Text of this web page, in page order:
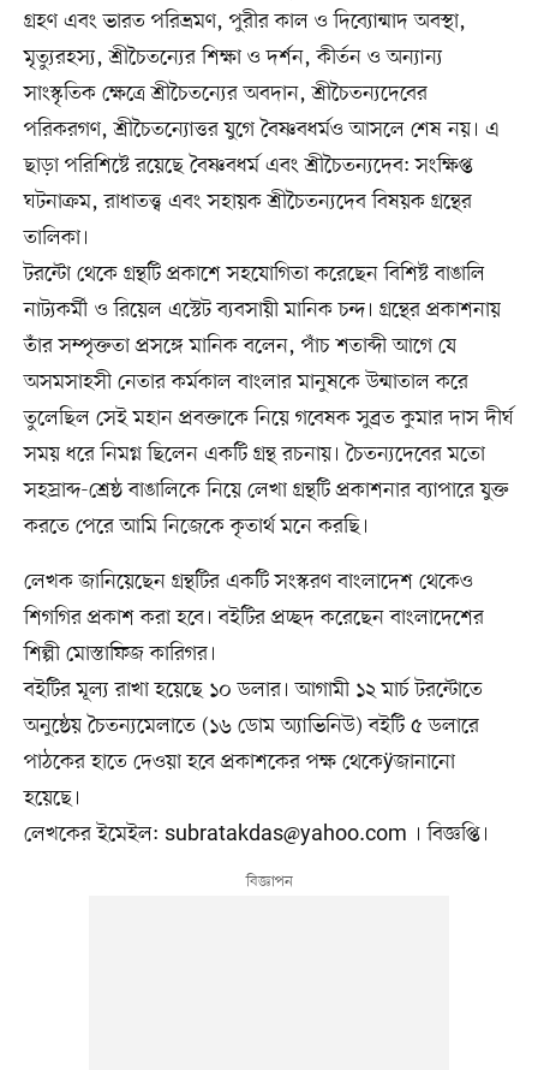
গ্রহণ এবং ভারত পরিভ্রমণ, পুরীর কাল ও দিব্যোন্মাদ অবস্থা,
মৃত্যুরহস্য, শ্রীচৈতন্যের শিক্ষা ও দর্শন, কীর্তন ও অন্যান্য
সাংস্কৃতিক ক্ষেত্রে শ্রীচৈতন্যের অবদান, শ্রীচৈতন্যদেবের
পরিকরগণ, শ্রীচৈতন্যোত্তর যুগে বৈষ্ণবধর্মও আসলে শেষ নয়। এ
ছাড়া পরিশিষ্টে রয়েছে বৈষ্ণবধর্ম এবং শ্রীচৈতন্যদেব: সংক্ষিপ্ত
ঘটনাক্রম, রাধাতত্ত্ব এবং সহায়ক শ্রীচৈতন্যদেব বিষয়ক গ্রন্থের
তালিকা।
টরন্টো থেকে গ্রন্থটি প্রকাশে সহযোগিতা করেছেন বিশিষ্ট বাঙালি
নাট্যকর্মী ও রিয়েল এস্টেট ব্যবসায়ী মানিক চন্দ। গ্রন্থের প্রকাশনায়
তাঁর সম্পৃক্ততা প্রসঙ্গে মানিক বলেন, পাঁচ শতাব্দী আগে যে
অসমসাহসী নেতার কর্মকাল বাংলার মানুষকে উন্মাতাল করে
তুলেছিল সেই মহান প্রবক্তাকে নিয়ে গবেষক সুব্রত কুমার দাস দীর্ঘ
সময় ধরে নিমগ্ন ছিলেন একটি গ্রন্থ রচনায়। চৈতন্যদেবের মতো
সহস্রাব্দ-শ্রেষ্ঠ বাঙালিকে নিয়ে লেখা গ্রন্থটি প্রকাশনার ব্যাপারে যুক্ত
করতে পেরে আমি নিজেকে কৃতার্থ মনে করছি।
লেখক জানিয়েছেন গ্রন্থটির একটি সংস্করণ বাংলাদেশ থেকেও
শিগগির প্রকাশ করা হবে। বইটির প্রচ্ছদ করেছেন বাংলাদেশের
শিল্পী মোস্তাফিজ কারিগর।
বইটির মূল্য রাখা হয়েছে ১০ ডলার। আগামী ১২ মার্চ টরন্টোতে
অনুষ্ঠেয় চৈতন্যমেলাতে (১৬ ডোম অ্যাভিনিউ) বইটি ৫ ডলারে
পাঠকের হাতে দেওয়া হবে প্রকাশকের পক্ষ থেকেÿজানানো
হয়েছে।
লেখকের ইমেইল: subratakdas@yahoo.com । বিজ্ঞপ্তি।